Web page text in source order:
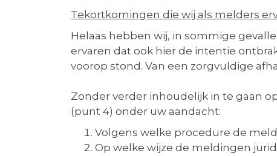
Tekortkomingen die wij als melders
Helaas hebben wij, in sommige
ervaren dat ook hier de intentie
voorop stond. Van een zorgvuldige
Zonder verder inhoudelijk in te gaan
(punt 4) onder uw aandacht:
Volgens welke procedure de
Op welke wijze de meldingen